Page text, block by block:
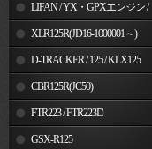
LIFAN / YX・GPXエンジン /
JinchengXLR125R(JD16-1000001～)
D-TRACKER / 125 / KLX125
CBR125R(JC50)
FTR223 / FTR223D
GSX-R125